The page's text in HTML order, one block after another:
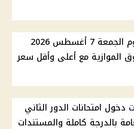
أسعار الدولار اليوم الجمعة 7 أغسطس 2026
الموازية مع أعلى وأقل سعر
دخول امتحانات الدور الثاني
العامة بالدرجة كاملة والمستندات